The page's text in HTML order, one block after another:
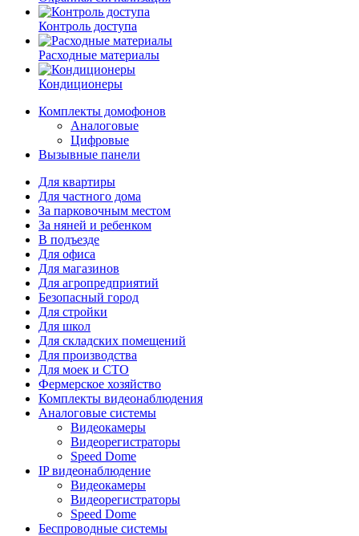
Контроль доступа
Расходные материалы
Кондиционеры
Комплекты домофонов
Аналоговые
Цифровые
Вызывные панели
Для квартиры
Для частного дома
За парковочным местом
За няней и ребенком
В подъезде
Для офиса
Для магазинов
Для агропредприятий
Безопасный город
Для стройки
Для школ
Для складских помещений
Для производства
Для моек и СТО
Фермерское хозяйство
Комплекты видеонаблюдения
Аналоговые системы
Видеокамеры
Видеорегистраторы
Speed Dome
IP видеонаблюдение
Видеокамеры
Видеорегистраторы
Speed Dome
Беспроводные системы